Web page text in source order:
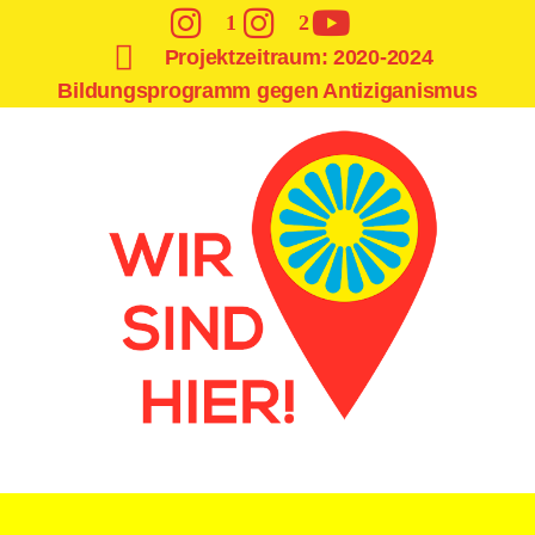
1
2
Projektzeitraum: 2020-2024
Bildungsprogramm gegen Antiziganismus